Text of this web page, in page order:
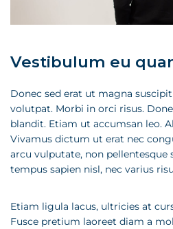
Vestibulum eu
Donec sed erat ut magna
volutpat. Morbi in orci risus.
blandit. Etiam ut accumsan leo.
Vivamus dictum ut erat nec
arcu vulputate, non pellentesque
tempus sapien nisl, nec varius
Etiam ligula lacus, ultricies at
Fusce pretium laoreet diam a